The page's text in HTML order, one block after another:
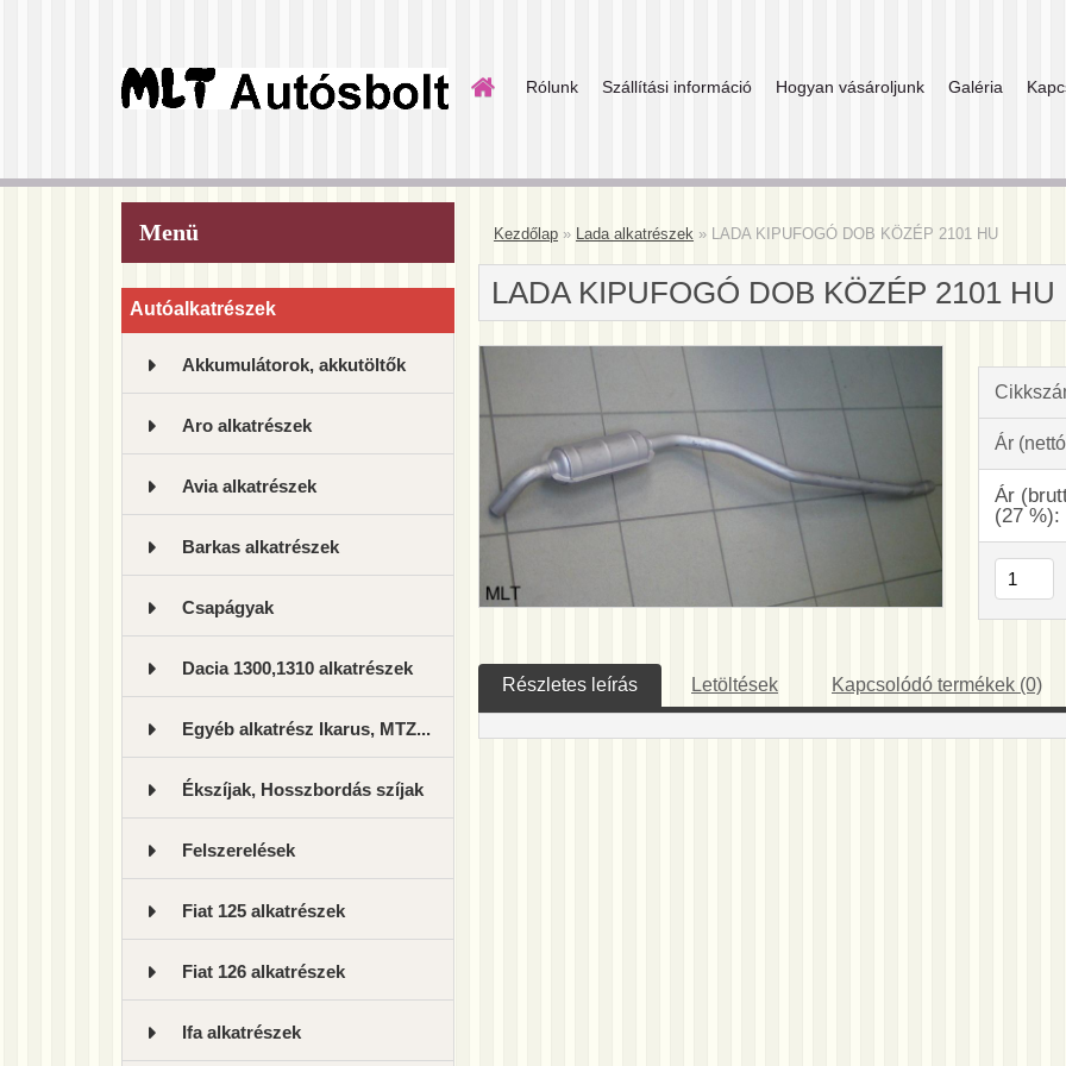
Rólunk Szállítási információ Hogyan vásároljunk Galéria
Menü
Autóalkatrészek
Akkumulátorok, akkutöltők
Aro alkatrészek
Avia alkatrészek
Barkas alkatrészek
Csapágyak
Dacia 1300,1310 alkatrészek
Egyéb alkatrész Ikarus, MTZ...
Ékszíjak, Hosszbordás szíjak
Felszerelések
Fiat 125 alkatrészek
Fiat 126 alkatrészek
Ifa alkatrészek
Kezdőlap » Lada alkatrészek » LADA KIPUFOGÓ DOB KÖZÉP 2101 HU
LADA KIPUFOGÓ DOB KÖZÉP 2101 HU
Ár
Ár
(27 %):
Részletes leírás Letöltések Kapcsolódó termékek (0)